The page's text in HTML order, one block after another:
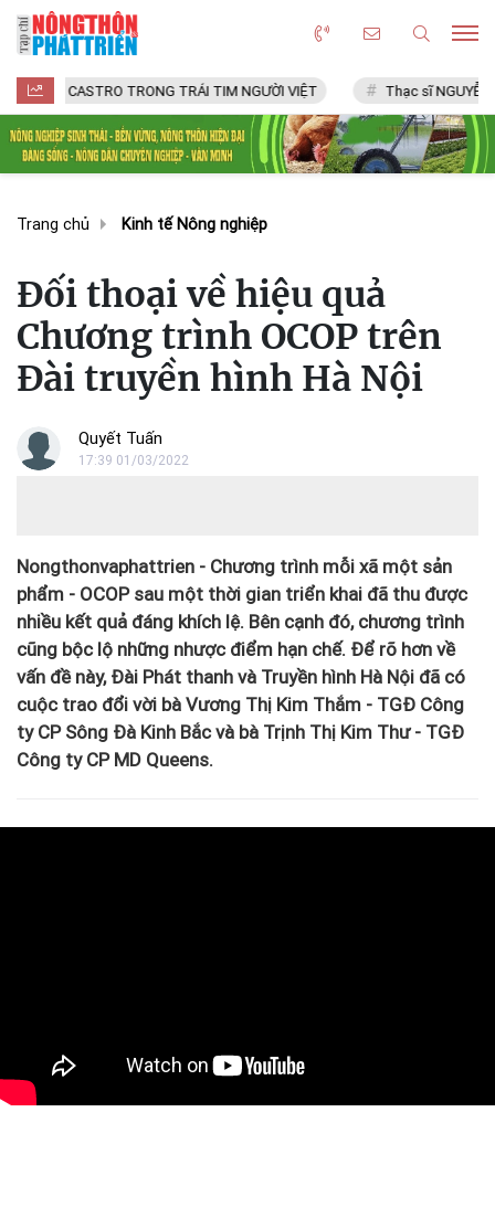
TRONG TRÁI TIM NGƯỜI VIỆT Thạc sĩ NGUYỄN VĂN CHÍ
Trang chủ Kinh tế Nông nghiệp
Đối thoại về hiệu quả
Chương trình OCOP trên
Đài truyền hình Hà Nội
Quyết Tuấn
17:39 01/03/2022
Nongthonvaphattrien - Chương trình mỗi xã một sản
phẩm - OCOP sau một thời gian triển khai đã thu được
nhiều kết quả đáng khích lệ. Bên cạnh đó, chương trình
cũng bộc lộ những nhược điểm hạn chế. Để rõ hơn về
vấn đề này, Đài Phát thanh và Truyền hình Hà Nội đã có
cuộc trao đổi vời bà Vương Thị Kim Thắm - TGĐ Công
ty CP Sông Đà Kinh Bắc và bà Trịnh Thị Kim Thư - TGĐ
Công ty CP MD Queens.